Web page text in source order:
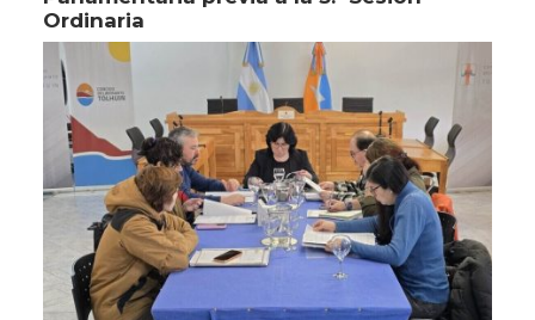
Ordinaria